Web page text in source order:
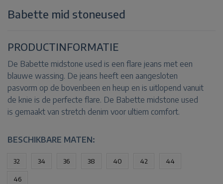
Babette mid stoneused
PRODUCTINFORMATIE
De Babette midstone used is een flare jeans met een
blauwe wassing. De jeans heeft een aangesloten
pasvorm op de bovenbeen en heup en is uitlopend vanuit
de knie is de perfecte flare. De Babette midstone used
is gemaakt van stretch denim voor ultiem comfort.
BESCHIKBARE MATEN:
32 34 36 38 40 42 44
46